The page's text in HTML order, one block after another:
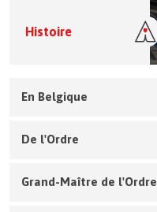
Histoire
En Belgique
De l'Ordre
Grand-Maître de l'Ordre